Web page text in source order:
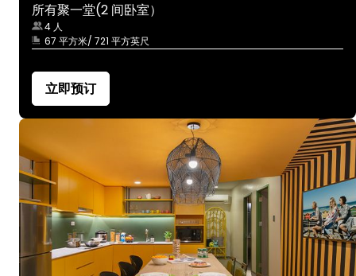
所有聚一堂(2 间卧室）
4 人
67 平方米/ 721 平方英尺
立即预订